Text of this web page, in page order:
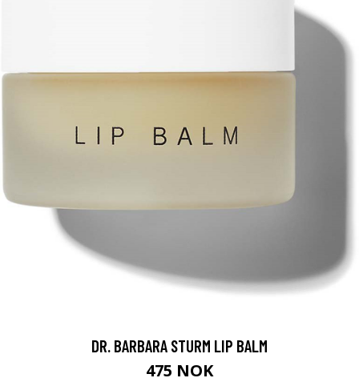
DR. BARBARA STURM LIP BALM
475 NOK